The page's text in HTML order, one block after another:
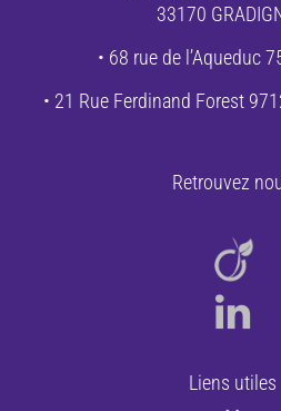
33170
• 68 rue de l’Aqueduc
• 21 Rue Ferdinand Forest
Retrouvez
Liens utiles